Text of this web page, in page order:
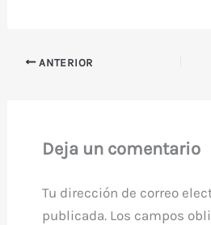
ANTERIOR
Deja un comentario
Tu dirección de correo
publicada. Los campos